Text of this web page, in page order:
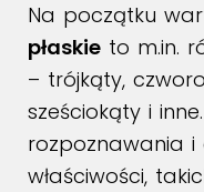
Na początku
płaskie to m.in.
– trójkąty,
sześciokąty i
rozpoznawania i
właściwości,